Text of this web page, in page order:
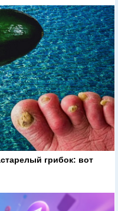
грибок: вот